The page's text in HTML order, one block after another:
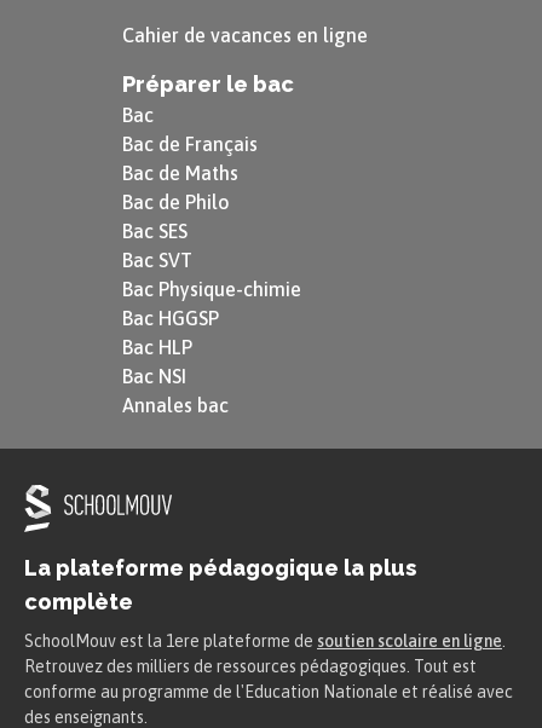
Cahier de vacances en ligne
Préparer le bac
Bac
Bac de Français
Bac de Maths
Bac de Philo
Bac SES
Bac SVT
Bac Physique-chimie
Bac HGGSP
Bac HLP
Bac NSI
Annales bac
La plateforme pédagogique la plus
complète
SchoolMouv est la 1ere plateforme de soutien scolaire en ligne
Retrouvez des milliers de ressources pédagogiques. Tout est
conforme au programme de l'Education Nationale et réalisé avec
des enseignants.